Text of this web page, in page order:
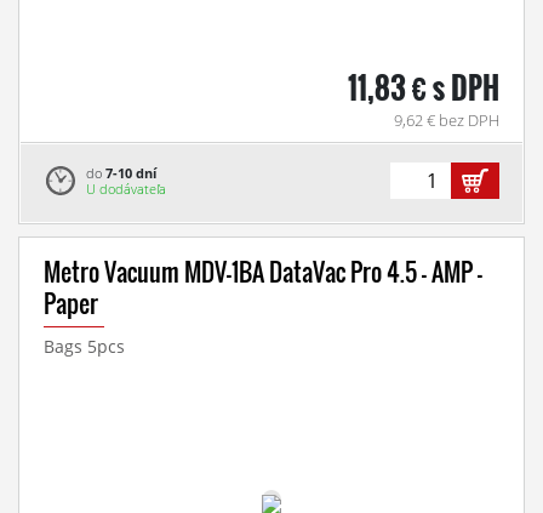
11,83 € s DPH
9,62 € bez DPH
do 7-10 dní
U dodávateľa
Metro Vacuum MDV-1BA DataVac Pro 4.5 - AMP -
Paper
Bags 5pcs